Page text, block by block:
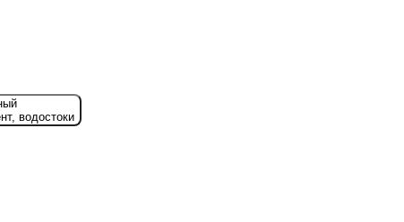
водостоки